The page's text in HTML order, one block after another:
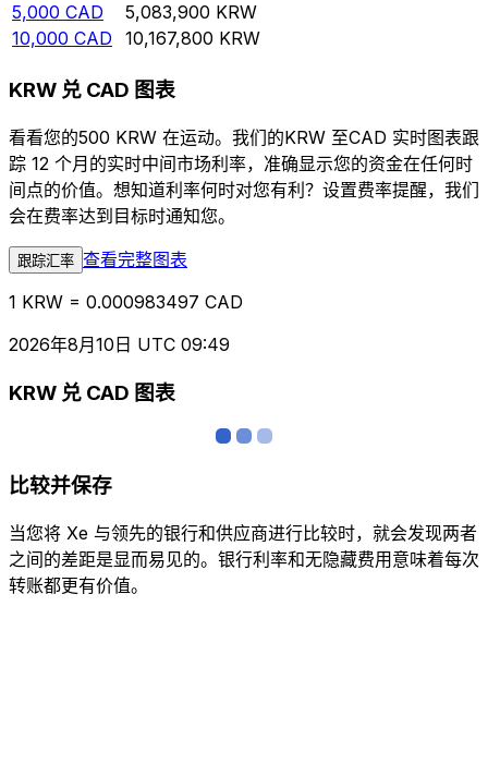
5,000 CAD 5,083,900 KRW
10,000 CAD 10,167,800 KRW
KRW 兑 CAD 图表
看看您的500 KRW 在运动。我们的KRW 至CAD 实时图表跟
踪 12 个月的实时中间市场利率，准确显示您的资金在任何时
间点的价值。想知道利率何时对您有利？设置费率提醒，我们
会在费率达到目标时通知您。
跟踪汇率 查看完整图表
1 KRW = 0.000983497 CAD
2026年8月10日 UTC 09:49
KRW 兑 CAD 图表
比较并保存
当您将 Xe 与领先的银行和供应商进行比较时，就会发现两者
之间的差距是显而易见的。银行利率和无隐藏费用意味着每次
转账都更有价值。